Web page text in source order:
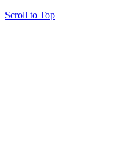
Scroll to Top